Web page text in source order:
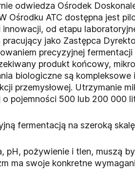
odwiedza Ośrodek
Ośrodku ATC dostępna jest
od etapu
jako Zastępca
precyzyjnej
produkt końcowy,
biologiczne są kompleksowe
przemysłowej. Utrzymanie
pojemności 500 lub 200 000
fermentacją na szeroką
pH, pożywienie i tlen, muszą
ma swoje konkretne